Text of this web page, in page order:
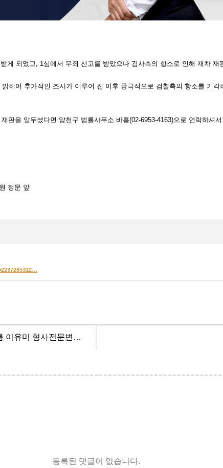
게 되었고, 1심에서 무죄 선고를 받았으나 검사측의 항소로 인해 재차 재
히어 추가적인 조사가 이루어 진 이후 궁극적으로 검찰측의 항소를 기
판을 앞두셨다면 양천구 법률사무소 바름(02-6953-4163)으로 연락하셔
정문 앞
아청법 강제추행 무죄 사례 | 법률사무소 바름 이유미 형사전문변호사
등록된 댓글이 없습니다.